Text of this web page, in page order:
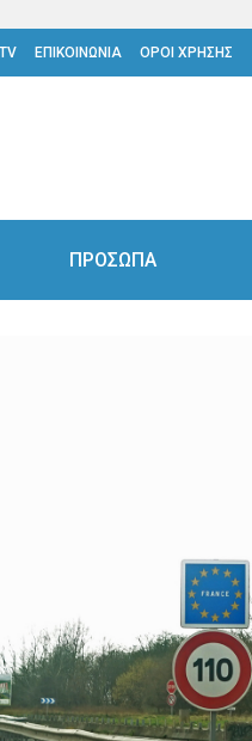
ΕΠΙΚΟΙΝΩΝΙΑ ΟΡΟΙ ΧΡΗΣΗΣ
ΠΡΟΣΩΠΑ